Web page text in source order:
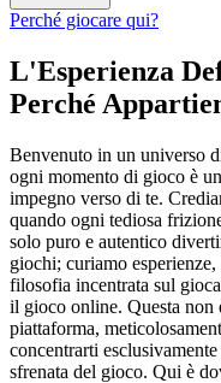
Perché giocare qui?
L'Esperienza
Perché
Benvenuto in un universo
ogni momento di gioco è
impegno verso di te.
quando ogni tediosa
solo puro e autentico
giochi; curiamo
filosofia incentrata sul
il gioco online. Questa non
piattaforma,
concentrarti
sfrenata del gioco. Qui è